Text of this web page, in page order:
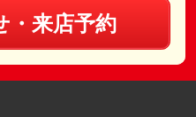
・来店予約